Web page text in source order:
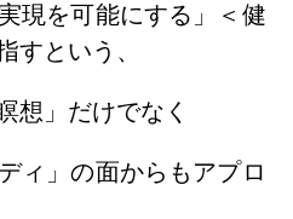
現を可能にする」＜健
すという、
想」だけでなく
ィ」の面からもアプロ